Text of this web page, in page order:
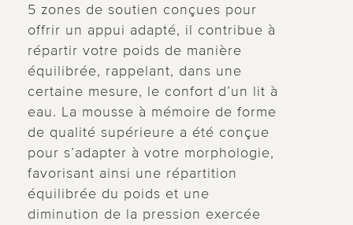
5 zones de soutien conçues pour
offrir un appui adapté, il contribue à
répartir votre poids de manière
équilibrée, rappelant, dans une
certaine mesure, le confort d’un lit à
eau. La mousse à mémoire de forme
de qualité supérieure a été conçue
pour s’adapter à votre morphologie,
favorisant ainsi une répartition
équilibrée du poids et une
diminution de la pression exercée